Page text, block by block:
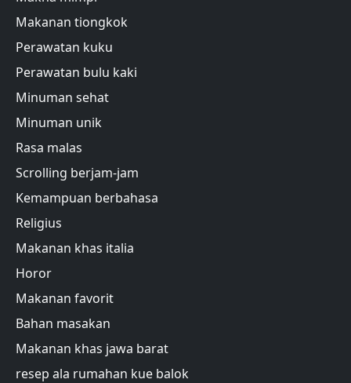
Makanan tiongkok
Perawatan kuku
Perawatan bulu kaki
Minuman sehat
Minuman unik
Rasa malas
Scrolling berjam-jam
Kemampuan berbahasa
Religius
Makanan khas italia
Horor
Makanan favorit
Bahan masakan
Makanan khas jawa barat
resep ala rumahan kue balok